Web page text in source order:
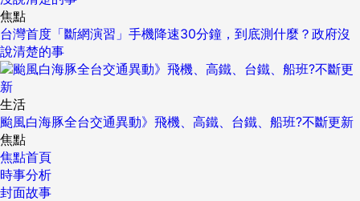
焦點
台灣首度「斷網演習」手機降速30分鐘，到底測什麼？政府沒
說清楚的事
生活
颱風白海豚全台交通異動》飛機、高鐵、台鐵、船班?不斷更新
焦點
焦點首頁
時事分析
封面故事